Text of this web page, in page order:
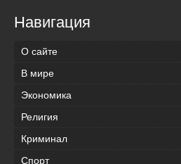
Навигация
О сайте
В мире
Экономика
Религия
Криминал
Спорт